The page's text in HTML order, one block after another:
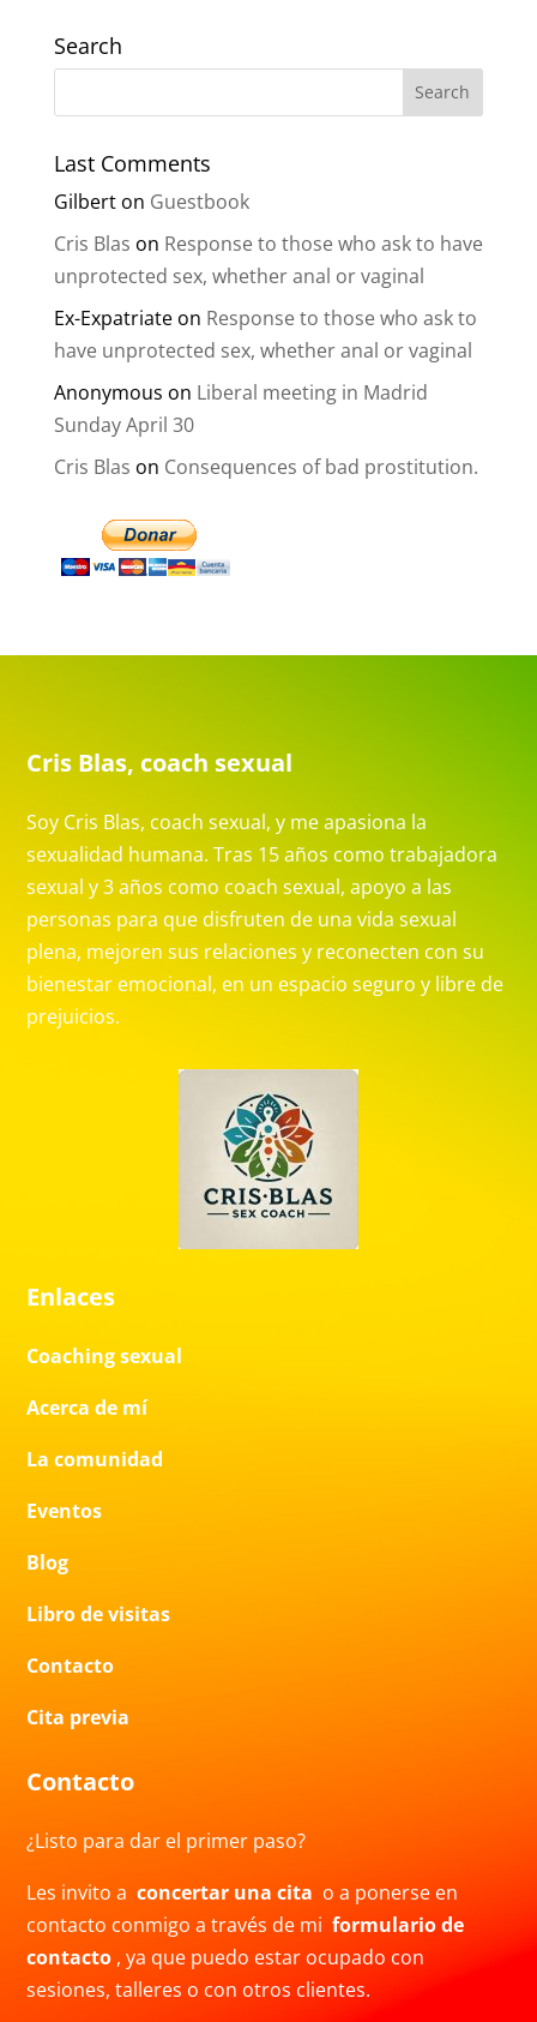
Search
Last Comments
Gilberton Guestbook
Cris Blas on Response to those who ask to have
unprotected sex, whether anal or vaginal
Ex-Expatriateon Response to those who ask to
have unprotected sex, whether anal or vaginal
Anonymous on Liberal meeting in Madrid
Sunday April 30
Cris Blas on Consequences of bad prostitution.
Cris Blas, coach sexual
Soy Cris Blas, coach sexual, y me apasiona la
sexualidad humana. Tras 15 años como trabajadora
sexual y 3 años como coach sexual, apoyo a las
personas para que disfruten de una vida sexual
plena, mejoren sus relaciones y reconecten con su
bienestar emocional, en un espacio seguro y libre de
prejuicios.
Enlaces
Coaching sexual
Acerca de mí
La comunidad
Eventos
Blog
Libro de visitas
Contacto
Cita previa
Contacto
¿Listo para dar el primer paso?
Les invito aconcertar una cita o a ponerse en
contacto conmigo a través de miformulario de
contacto , ya que puedo estar ocupado con
sesiones, talleres o con otros clientes.